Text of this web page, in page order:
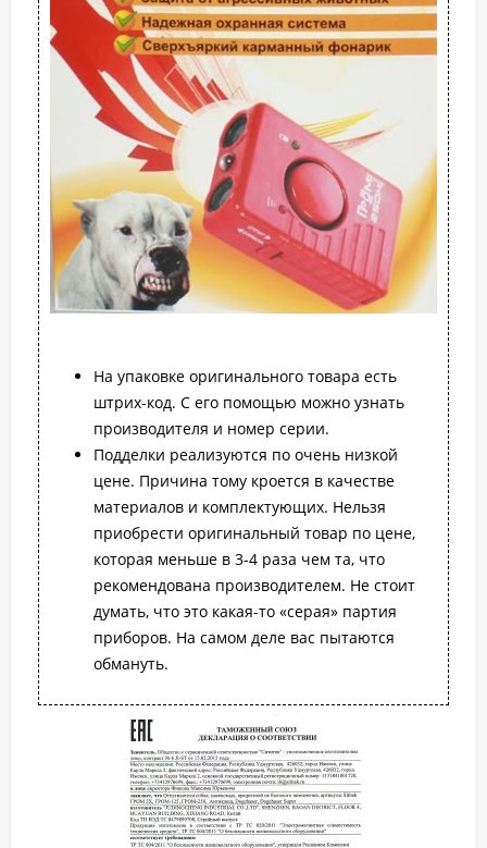
На упаковке оригинального товара есть
штрих-код. С его помощью можно узнать
производителя и номер серии.
Подделки реализуются по очень низкой
цене. Причина тому кроется в качестве
материалов и комплектующих. Нельзя
приобрести оригинальный товар по цене,
которая меньше в 3-4 раза чем та, что
рекомендована производителем. Не стоит
думать, что это какая-то «серая» партия
приборов. На самом деле вас пытаются
обмануть.